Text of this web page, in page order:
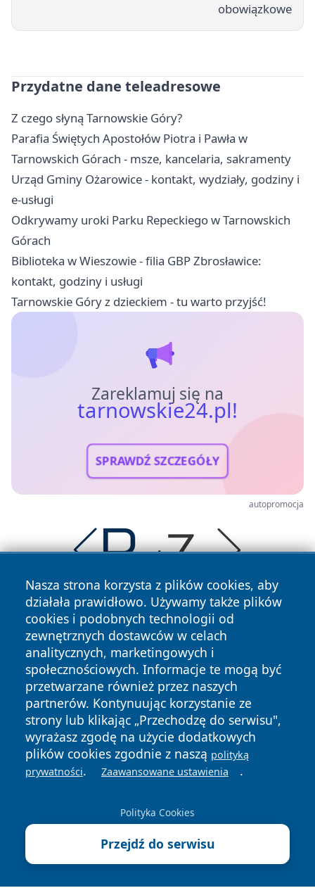
obowiązkowe
Przydatne dane teleadresowe
Z czego słyną Tarnowskie Góry?
Parafia Świętych Apostołów Piotra i Pawła w
Tarnowskich Górach - msze, kancelaria, sakramenty
Urząd Gminy Ożarowice - kontakt, wydziały, godziny i
e-usługi
Odkrywamy uroki Parku Repeckiego w Tarnowskich
Górach
Biblioteka w Wieszowie - filia GBP Zbrosławice:
kontakt, godziny i usługi
Tarnowskie Góry z dzieckiem - tu warto przyjść!
Zareklamuj się na
tarnowskie24.pl!
SPRAWDŹ SZCZEGÓŁY
autopromocja
Nasza strona korzysta z plików cookies, aby
działała prawidłowo. Używamy także plików
cookies i podobnych technologii od
zewnętrznych dostawców w celach
analitycznych, marketingowych i
społecznościowych. Informacje te mogą być
przetwarzane również przez naszych
partnerów. Kontynuując korzystanie ze
strony lub klikając „Przechodzę do serwisu",
wyrażasz zgodę na użycie dodatkowych
plików cookies zgodnie z naszą polityką
prywatności. Zaawansowane ustawienia .
Polityka Cookies
Przejdź do serwisu
Copyright © 2026 tarnowskie24.pl Wszystkie prawa
zastrzeżone.
News Autorzy
Polityka
Prywatności
Polityka
Cookies